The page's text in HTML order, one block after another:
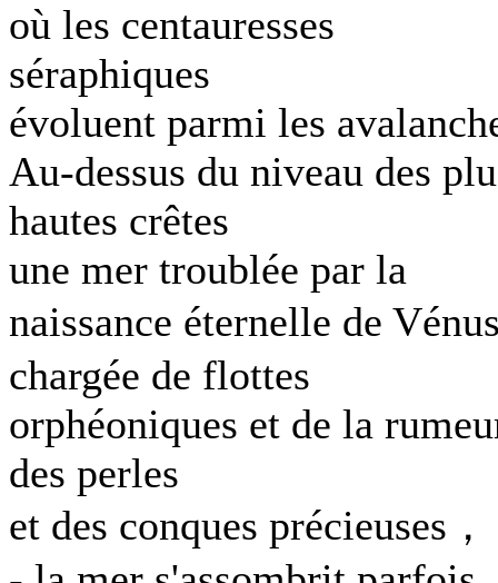
où les centauresses
séraphiques
évoluent parmi les
Au-dessus du niveau des
hautes crêtes
une mer troublée par la
naissance éternelle de
chargée de flottes
orphéoniques et de la
des perles
et des conques précieuses，